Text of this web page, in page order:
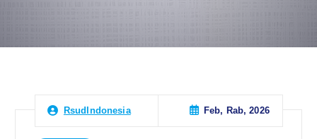
RsudIndonesia Feb, Rab, 2026